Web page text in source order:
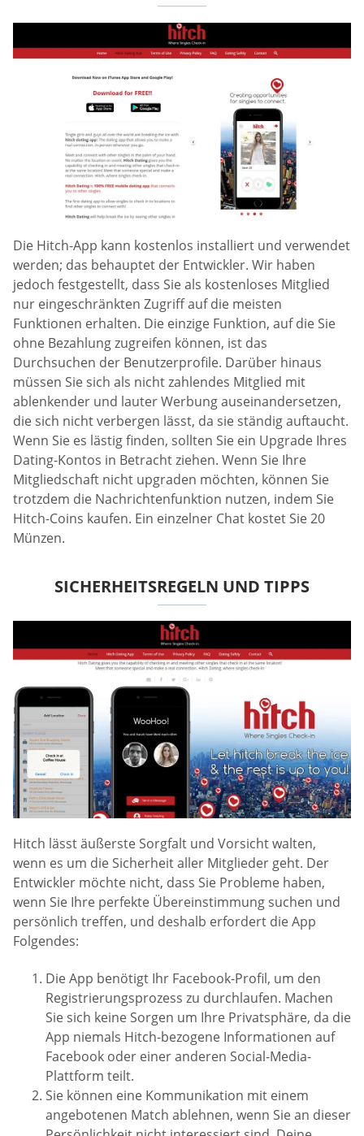
Die Hitch-App kann kostenlos installiert und verwendet
werden; das behauptet der Entwickler. Wir haben
jedoch festgestellt, dass Sie als kostenloses Mitglied
nur eingeschränkten Zugriff auf die meisten
Funktionen erhalten. Die einzige Funktion, auf die Sie
ohne Bezahlung zugreifen können, ist das
Durchsuchen der Benutzerprofile. Darüber hinaus
müssen Sie sich als nicht zahlendes Mitglied mit
ablenkender und lauter Werbung auseinandersetzen,
die sich nicht verbergen lässt, da sie ständig auftaucht.
Wenn Sie es lästig finden, sollten Sie ein Upgrade Ihres
Dating-Kontos in Betracht ziehen. Wenn Sie Ihre
Mitgliedschaft nicht upgraden möchten, können Sie
trotzdem die Nachrichtenfunktion nutzen, indem Sie
Hitch-Coins kaufen. Ein einzelner Chat kostet Sie 20
Münzen.
SICHERHEITSREGELN UND TIPPS
Hitch lässt äußerste Sorgfalt und Vorsicht walten,
wenn es um die Sicherheit aller Mitglieder geht. Der
Entwickler möchte nicht, dass Sie Probleme haben,
wenn Sie Ihre perfekte Übereinstimmung suchen und
persönlich treffen, und deshalb erfordert die App
Folgendes:
Die App benötigt Ihr Facebook-Profil, um den
Registrierungsprozess zu durchlaufen. Machen
Sie sich keine Sorgen um Ihre Privatsphäre, da die
App niemals Hitch-bezogene Informationen auf
Facebook oder einer anderen Social-Media-
Plattform teilt.
Sie können eine Kommunikation mit einem
angebotenen Match ablehnen, wenn Sie an dieser